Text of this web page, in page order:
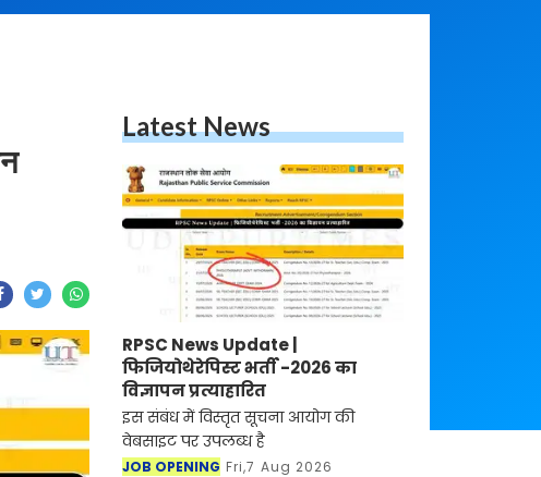
Latest News
RPSC News Update |
फिजियोथेरेपिस्ट भर्ती -2026 का
विज्ञापन प्रत्याहारित
इस संबंध में विस्तृत सूचना आयोग की
वेबसाइट पर उपलब्ध है
JOB OPENING Fri,7 Aug 2026